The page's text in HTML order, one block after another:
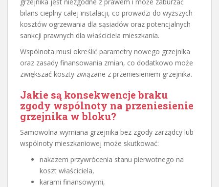
bilans cieplny całej instalacji, co prowadzi do wyższych
kosztów ogrzewania dla sąsiadów oraz potencjalnych
sankcji prawnych dla właściciela mieszkania.
Wspólnota musi określić parametry nowego grzejnika
oraz zasady finansowania zmian, co dodatkowo może
zwiększać koszty związane z przeniesieniem grzejnika.
Jakie są konsekwencje braku
zgody wspólnoty na przeniesienie
grzejnika w bloku?
Samowolna wymiana grzejnika bez zgody zarządcy lub
wspólnoty mieszkaniowej może skutkować:
nakazem przywrócenia stanu pierwotnego na
koszt właściciela,
karami finansowymi,